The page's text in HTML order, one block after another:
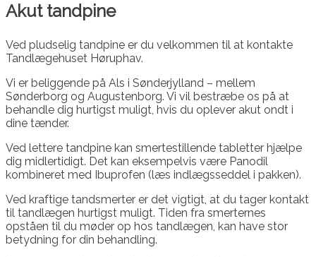
Akut tandpine
Ved pludselig tandpine er du velkommen til at kontakte
Tandlægehuset Høruphav.
Vi er beliggende på Als i Sønderjylland – mellem
Sønderborg og Augustenborg. Vi vil bestræbe os på at
behandle dig hurtigst muligt, hvis du oplever akut ondt i
dine tænder.
Ved lettere tandpine kan smertestillende tabletter hjælpe
dig midlertidigt. Det kan eksempelvis være Panodil
kombineret med Ibuprofen (læs indlægsseddel i pakken).
Ved kraftige tandsmerter er det vigtigt, at du tager kontakt
til tandlægen hurtigst muligt. Tiden fra smerternes
opståen til du møder op hos tandlægen, kan have stor
betydning for din behandling.